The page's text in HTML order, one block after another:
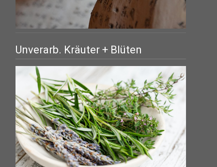
Unverarb. Kräuter + Blüten